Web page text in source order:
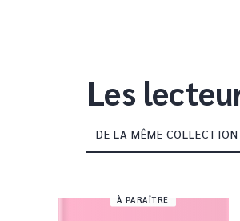
Les
DE LA MÊME COLLECTION
À PARAÎTRE